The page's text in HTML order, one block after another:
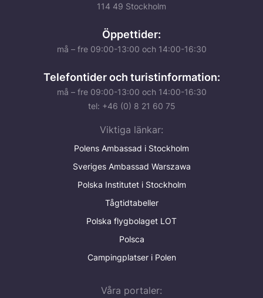
114 49 Stockholm
Öppettider:
må – fre 09:00-13:00 och 14:00-16:30
Telefontider och turistinformation:
må – fre 09:00-13:00 och 14:00-16:30
tel: +46 (0) 8 21 60 75
Viktiga länkar:
Polens Ambassad i Stockholm
Sveriges Ambassad Warszawa
Polska Institutet i Stockholm
Tågtidtabeller
Polska flygbolaget LOT
Polsca
Campingplatser i Polen
Våra portaler: